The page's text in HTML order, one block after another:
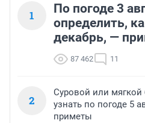
1
По погоде 3
определить,
декабрь, —
87 462 11
2
Суровой или
узнать по погоде 5
приметы